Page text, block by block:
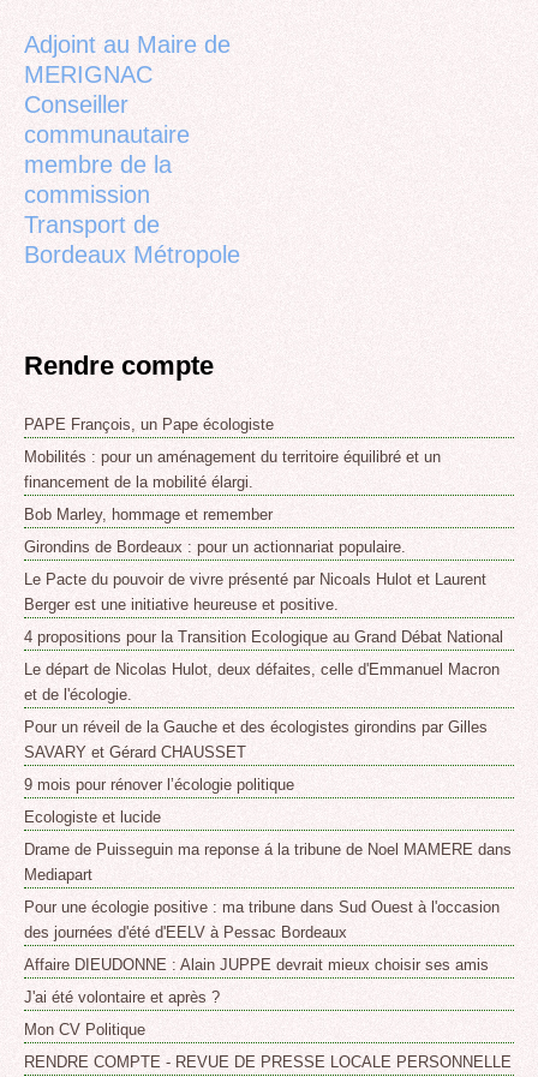
Adjoint au Maire de
MERIGNAC
Conseiller
communautaire
membre de la
commission
Transport de
Bordeaux Métropole
Rendre compte
PAPE François, un Pape écologiste
Mobilités : pour un aménagement du territoire équilibré et un
financement de la mobilité élargi.
Bob Marley, hommage et remember
Girondins de Bordeaux : pour un actionnariat populaire.
Le Pacte du pouvoir de vivre présenté par Nicoals Hulot et Laurent
Berger est une initiative heureuse et positive.
4 propositions pour la Transition Ecologique au Grand Débat National
Le départ de Nicolas Hulot, deux défaites, celle d'Emmanuel Macron
et de l'écologie.
Pour un réveil de la Gauche et des écologistes girondins par Gilles
SAVARY et Gérard CHAUSSET
9 mois pour rénover l’écologie politique
Ecologiste et lucide
Drame de Puisseguin ma reponse á la tribune de Noel MAMERE dans
Mediapart
Pour une écologie positive : ma tribune dans Sud Ouest à l'occasion
des journées d'été d'EELV à Pessac Bordeaux
Affaire DIEUDONNE : Alain JUPPE devrait mieux choisir ses amis
J'ai été volontaire et après ?
Mon CV Politique
RENDRE COMPTE - REVUE DE PRESSE LOCALE PERSONNELLE